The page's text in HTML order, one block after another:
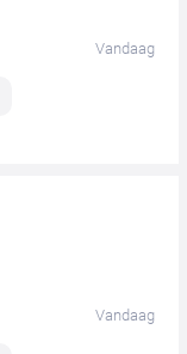
Vandaag
Vandaag